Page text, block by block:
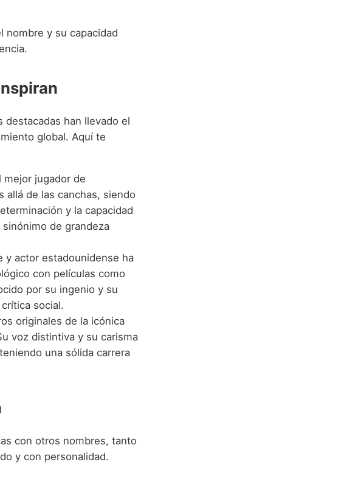
nombre y su capacidad
han llevado el
global. Aquí te
mejor jugador de
allá de las canchas, siendo
y la capacidad
de grandeza
y actor estadounidense ha
con películas como
por su ingenio y su
social.
originales de la icónica
voz distintiva y su carisma
una sólida carrera
con otros nombres, tanto
y con personalidad.